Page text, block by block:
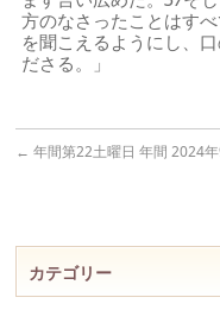
方のなさったことはす
を聞こえるようにし、
ださる。」
← 年間第22土曜日 年間 2024
カテゴリー